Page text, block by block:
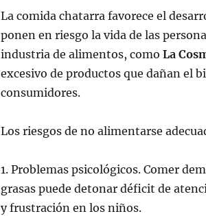
La comida chatarra favorece el
ponen en riesgo la vida de las
industria de alimentos, como La
excesivo de productos que dañan el
consumidores.
Los riesgos de no alimentarse
1. Problemas psicológicos. Comer
grasas puede detonar déficit de
y frustración en los niños.